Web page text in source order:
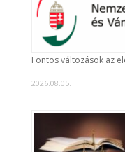
Fontos változások az
2026.08.05.